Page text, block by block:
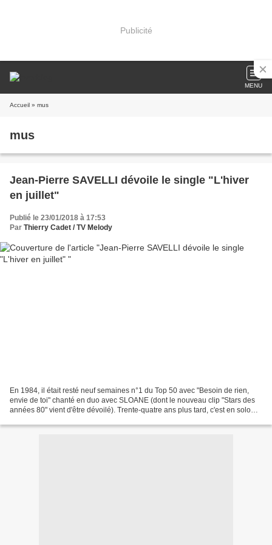
Publicité
MENU
Accueil » mus
mus
Jean-Pierre SAVELLI dévoile le single "L'hiver
en juillet"
Publié le 23/01/2018 à 17:53
Par Thierry Cadet / TV Melody
En 1984, il était resté neuf semaines n°1 du Top 50 avec "Besoin de rien,
envie de toi" chanté en duo avec SLOANE (dont le nouveau clip "Stars des
années 80" vient d'être dévoilé). Trente-quatre ans plus tard, c'est en solo